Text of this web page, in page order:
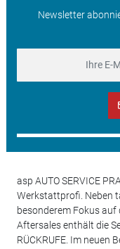
Newsletter
asp AUTO SERVICE
Werkstattprofi. Neben
besonderem Fokus
Aftersales enthält die
RÜCKRUFE. Im neuen